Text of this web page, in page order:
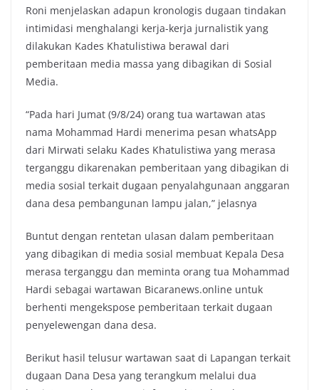
Roni menjelaskan adapun kronologis dugaan tindakan
intimidasi menghalangi kerja-kerja jurnalistik yang
dilakukan Kades Khatulistiwa berawal dari
pemberitaan media massa yang dibagikan di Sosial
Media.
“Pada hari Jumat (9/8/24) orang tua wartawan atas
nama Mohammad Hardi menerima pesan whatsApp
dari Mirwati selaku Kades Khatulistiwa yang merasa
terganggu dikarenakan pemberitaan yang dibagikan di
media sosial terkait dugaan penyalahgunaan anggaran
dana desa pembangunan lampu jalan,” jelasnya
Buntut dengan rentetan ulasan dalam pemberitaan
yang dibagikan di media sosial membuat Kepala Desa
merasa terganggu dan meminta orang tua Mohammad
Hardi sebagai wartawan Bicaranews.online untuk
berhenti mengekspose pemberitaan terkait dugaan
penyelewengan dana desa.
Berikut hasil telusur wartawan saat di Lapangan terkait
dugaan Dana Desa yang terangkum melalui dua